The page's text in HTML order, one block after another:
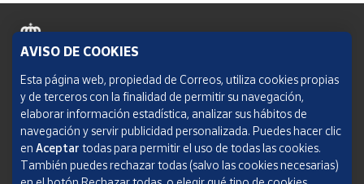
Política de cookies
Aviso legal
Condiciones del servicio
Política de Privacidad Web
AVISO DE COOKIES
Esta página web, propiedad de Correos, utiliza cookies propias
y de terceros con la finalidad de permitir su navegación,
elaborar información estadística, analizar sus hábitos de
navegación y servir publicidad personalizada. Puedes hacer clic
en Aceptar todas para permitir el uso de todas las cookies.
También puedes rechazar todas (salvo las cookies necesarias)